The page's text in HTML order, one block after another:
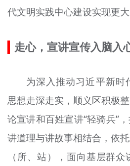
代文明实践中心建设实现更大
走心，宣讲宣传入脑入
为深入推动习近平新时
思想走深走实，顺义区积极
论宣讲和百姓宣讲“轻骑兵”
讲道理与讲故事相结合，依
（所、站），面向基层群